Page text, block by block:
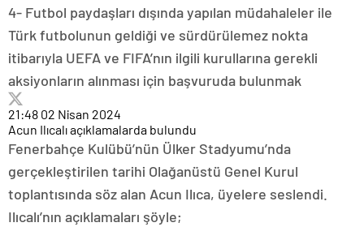
4- Futbol paydaşları dışında yapılan müdahaleler ile
Türk futbolunun geldiği ve sürdürülemez nokta
itibarıyla UEFA ve FIFA’nın ilgili kurullarına gerekli
aksiyonların alınması için başvuruda bulunmak
21:48 02 Nisan 2024
Acun Ilıcalı açıklamalarda bulundu
Fenerbahçe Kulübü’nün Ülker Stadyumu’nda
gerçekleştirilen tarihi Olağanüstü Genel Kurul
toplantısında söz alan Acun Ilıca, üyelere seslendi.
Ilıcalı’nın açıklamaları şöyle;